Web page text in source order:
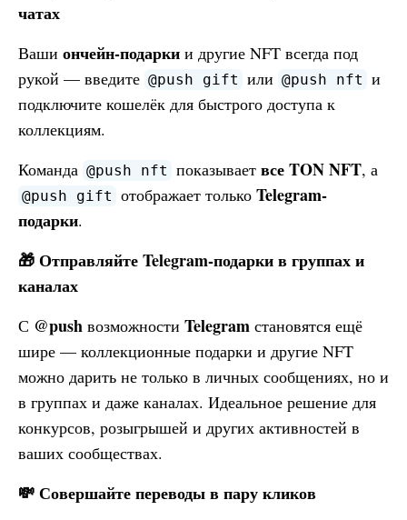
чатах
Ваши ончейн-подарки и другие NFT всегда под
рукой — введите @push gift или @push nft и
подключите кошелёк для быстрого доступа к
коллекциям.
Команда @push nft показывает все TON NFT, а
@push gift отображает только Telegram-
подарки.
🎁 Отправляйте Telegram-подарки в группах и
каналах
С @push возможности Telegram становятся ещё
шире — коллекционные подарки и другие NFT
можно дарить не только в личных сообщениях, но и
в группах и даже каналах. Идеальное решение для
конкурсов, розыгрышей и других активностей в
ваших сообществах.
💸 Совершайте переводы в пару кликов